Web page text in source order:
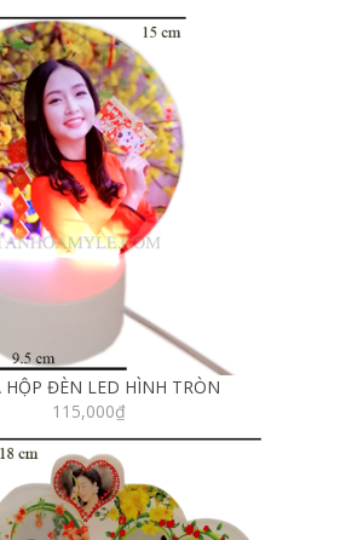
HỘP ĐÈN LED HÌNH TRÒN
115,000₫